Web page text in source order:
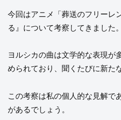
今回はアニメ「葬送のフリーレ
る』について考察してきました。
ヨルシカの曲は文学的な表現が
められており、聞くたびに新た
この考察は私の個人的な見解で
があるでしょう。